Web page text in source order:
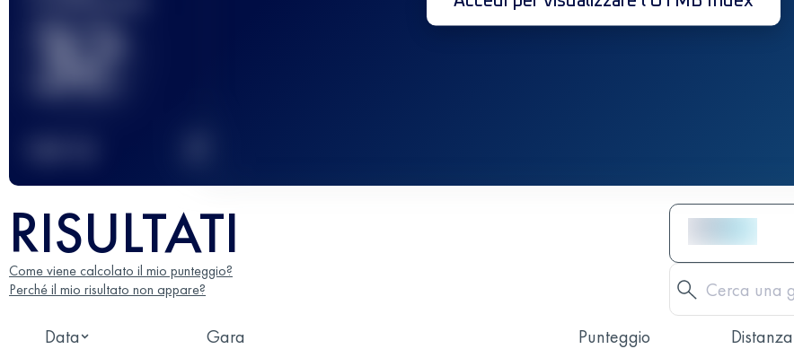
32
RISULTATI
Come viene calcolato il mio punteggio?
Perché il mio risultato non appare?
Data Gara Punteggio Distanza